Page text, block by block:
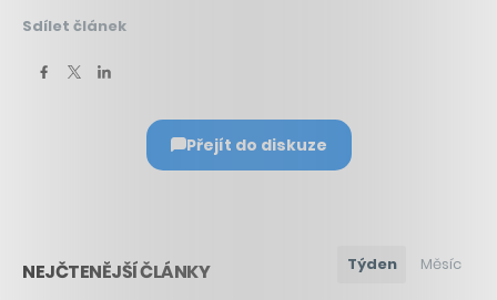
Sdílet článek
Přejít do diskuze
NEJČTENĚJŠÍ ČLÁNKY Týden Měsíc